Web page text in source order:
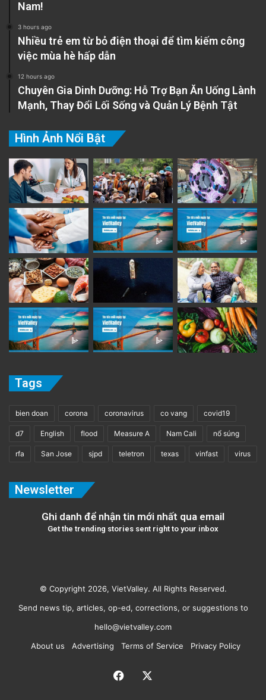
Nam!
3 hours ago
Nhiều trẻ em từ bỏ điện thoại để tìm kiếm công
việc mùa hè hấp dẫn
12 hours ago
Chuyên Gia Dinh Dưỡng: Hỗ Trợ Bạn Ăn Uống Lành
Mạnh, Thay Đổi Lối Sống và Quản Lý Bệnh Tật
Hình Ảnh Nổi Bật
Tags
bien doan corona coronavirus co vang covid19
d7 English flood Measure A Nam Cali nổ súng
rfa San Jose sjpd teletron texas vinfast virus
Newsletter
Ghi danh để nhận tin mới nhất qua email
Get the trending stories sent right to your inbox
© Copyright 2026, VietValley. All Rights Reserved.
Send news tip, articles, op-ed, corrections, or suggestions to
hello@vietvalley.com
About us
Advertising Terms of Service Privacy Policy
Facebook